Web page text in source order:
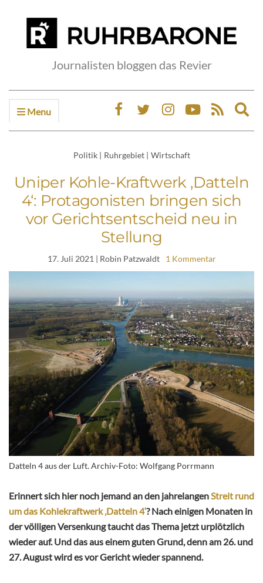
Journalisten bloggen das Revier
Menu
Politik | Ruhrgebiet | Wirtschaft
Uniper Kohle-Kraftwerk ‚Datteln
4‘: Protagonisten bringen sich
vor Gerichtsentscheid neu in
Stellung
17. Juli 2021 | Robin Patzwaldt 1 Kommentar
Datteln 4 aus der Luft. Archiv-Foto: Wolfgang Porrmann
Erinnert sich hier noch jemand an den jahrelangenStreit rund
um das Kohlekraftwerk ‚Datteln 4‘? Nach einigen Monaten in
der völligen Versenkung taucht das Thema jetzt urplötzlich
wieder auf. Und das aus einem guten Grund, denn am 26. und
27. August wird es vor Gericht wieder spannend.